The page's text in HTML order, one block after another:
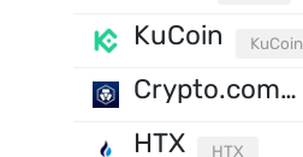
KuCoin KuCoin
Crypto.com Exchange
HTX HTX